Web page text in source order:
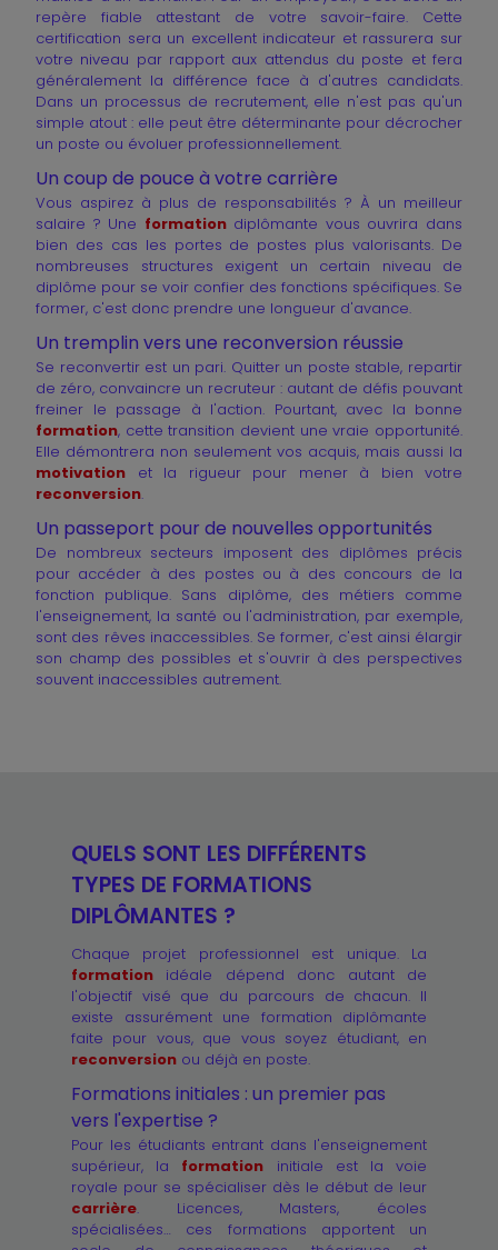
repère fiable attestant de votre savoir-faire. Cette
certification sera un excellent indicateur et rassurera sur
votre niveau par rapport aux attendus du poste et fera
généralement la différence face à d'autres candidats.
Dans un processus de recrutement, elle n'est pas qu'un
simple atout : elle peut être déterminante pour décrocher
un poste ou évoluer professionnellement.
Un coup de pouce à votre carrière
Vous aspirez à plus de responsabilités ? À un meilleur
salaire ? Une formationdiplômante vous ouvrira dans
bien des cas les portes de postes plus valorisants. De
nombreuses structures exigent un certain niveau de
diplôme pour se voir confier des fonctions spécifiques. Se
former, c'est donc prendre une longueur d'avance.
Un tremplin vers une reconversion réussie
Se reconvertir est un pari. Quitter un poste stable, repartir
de zéro, convaincre un recruteur : autant de défis pouvant
freiner le passage à l'action. Pourtant, avec la bonne
formation, cette transition devient une vraie opportunité.
Elle démontrera non seulement vos acquis, mais aussi la
motivation et la rigueur pour mener à bien votre
reconversion.
Un passeport pour de nouvelles opportunités
De nombreux secteurs imposent des diplômes précis
pour accéder à des postes ou à des concours de la
fonction publique. Sans diplôme, des métiers comme
l'enseignement, la santé ou l'administration, par exemple,
sont des rêves inaccessibles. Se former, c'est ainsi élargir
son champ des possibles et s'ouvrir à des perspectives
souvent inaccessibles autrement.
QUELS SONT LES DIFFÉRENTS
TYPES DE FORMATIONS
DIPLÔMANTES ?
Chaque projet professionnel est unique. La
formation idéale dépend donc autant de
l'objectif visé que du parcours de chacun. Il
existe assurément une formation diplômante
faite pour vous, que vous soyez étudiant, en
reconversion ou déjà en poste.
Formations initiales : un premier pas
vers l'expertise ?
Pour les étudiants entrant dans l'enseignement
supérieur, la formation initiale est la voie
royale pour se spécialiser dès le début de leur
carrière. Licences, Masters, écoles
spécialisées… ces formations apportent un